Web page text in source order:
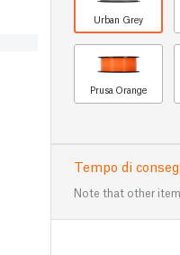
Urban Grey
Prusa Orange
Tempo di
Note that other